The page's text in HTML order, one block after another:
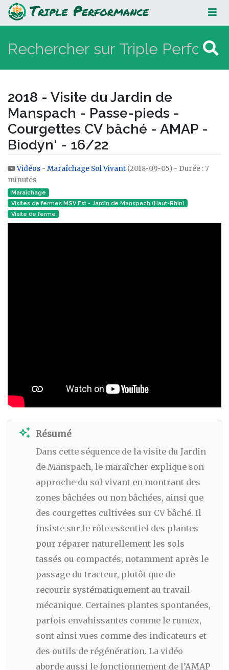
2018 - Visite du Jardin de
Manspach - Passe-pieds -
Courgettes CV bâché - AMAP -
Biodyn' - 16/22
2018 - Visite du Jardin de
Manspach - Passe-pieds -
Courgettes CV bâché - AMAP -
Biodyn' - 16/22
Aller à :navigation,rechercher
Vidéos - Maraîchage Sol Vivant (2018-09-05) - Durée : 7
minutes
Maraîchage
Visites de fermes MSV Est - Jardin de Manspach (Haut-Rhin)
Visite de ferme
auto_awesome Résumé
Dans cette séquence de la visite du Jardin
de Manspach, le maraîcher explique son
approche du sol vivant en montrant des
zones bâchées ou non bâchées, ainsi que
des courgettes cultivées sur CV bâché. Il
insiste sur le rôle essentiel des plantes
pour réparer naturellement les sols
tassés ou compactés, notamment après le
passage du tracteur, plutôt que de
recourir systématiquement au travail
mécanique. Certaines plantes spontanées,
parfois envahissantes comme le rumex,
sont ainsi vues comme des indicateurs et
des outils de régénération. La vidéo
aborde aussi le fonctionnement de l’AMAP